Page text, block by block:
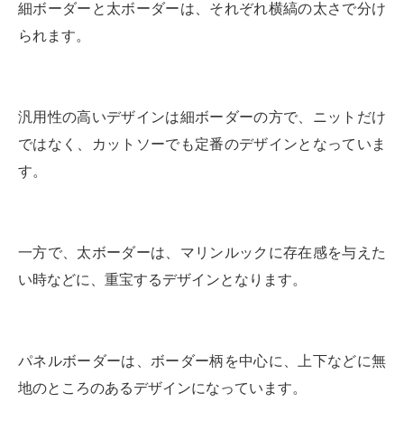
細ボーダーと太ボーダーは、それぞれ横縞の太さで分け
られます。
汎用性の高いデザインは細ボーダーの方で、ニットだけ
ではなく、カットソーでも定番のデザインとなっていま
す。
一方で、太ボーダーは、マリンルックに存在感を与えた
い時などに、重宝するデザインとなります。
パネルボーダーは、ボーダー柄を中心に、上下などに無
地のところのあるデザインになっています。